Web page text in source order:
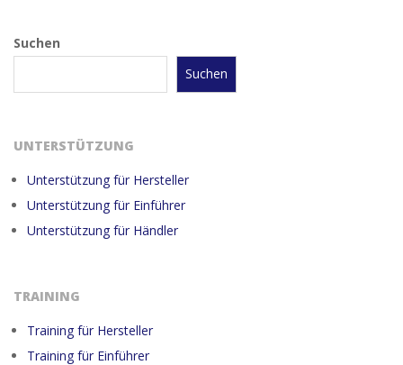
Suchen
Suchen
UNTERSTÜTZUNG
Unterstützung für Hersteller
Unterstützung für Einführer
Unterstützung für Händler
TRAINING
Training für Hersteller
Training für Einführer